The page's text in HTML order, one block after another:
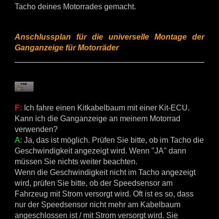
Tacho deines Motorrades gemacht.
Anschlussplan für die universelle Montage der
Ganganzeige für Motorräder
F: Ich fahre einen Kitkabelbaum mit einer Kit-ECU.
Kann ich die Ganganzeige an meinem Motorrad
verwenden?
A: Ja, das ist möglich. Prüfen Sie bitte, ob im Tacho die
Geschwindigkeit angezeigt wird. Wenn "JA" dann
müssen Sie nichts weiter beachten.
Wenn die Geschwindigkeit nicht im Tacho angezeigt
wird, prüfen Sie bitte, ob der Speedsensor am
Fahrzeug mit Strom versorgt wird. Oft ist es so, dass
nur der Speedsensor nicht mehr am Kabelbaum
angeschlossen ist / mit Strom versorgt wird. Sie